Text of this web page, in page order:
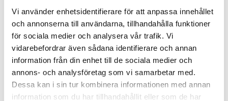
Vi använder enhetsidentifierare för att anpassa innehållet
och annonserna till användarna, tillhandahålla funktioner
för sociala medier och analysera vår trafik. Vi
vidarebefordrar även sådana identifierare och annan
information från din enhet till de sociala medier och
annons- och analysföretag som vi samarbetar med.
Dessa kan i sin tur kombinera informationen med annan
information som du har tillhandahållit eller som de har
Välkommen till
Proffsbutiken
Jag handlar som:
Företag
Exkl. moms
Privat
Inkl. moms